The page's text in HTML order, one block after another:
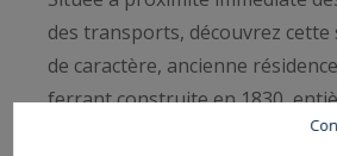
des transports, découvrez
de caractère, ancienne
ferrant construite en 1830,
avec des matériaux de qualité.